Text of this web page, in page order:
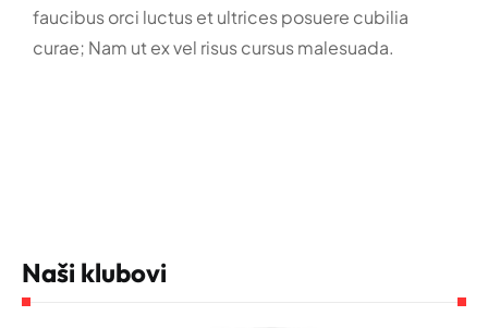
faucibus orci luctus et ultrices posuere cubilia
curae; Nam ut ex vel risus cursus malesuada.
Naši klubovi